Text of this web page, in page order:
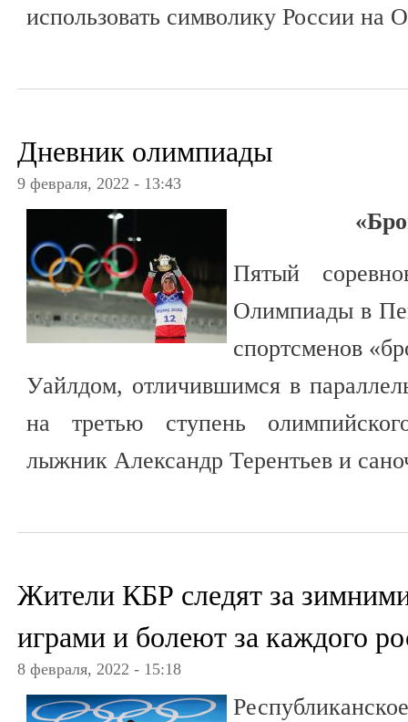
использовать символику России на
Дневник олимпиады
9 февраля, 2022 - 13:43
Пятый
Олимпиады в
спортсменов
Уайлдом, отличившимся в
на третью ступень
лыжник Александр Терентьев и
Жители КБР следят за
играми и болеют за каждого
8 февраля, 2022 - 15:18